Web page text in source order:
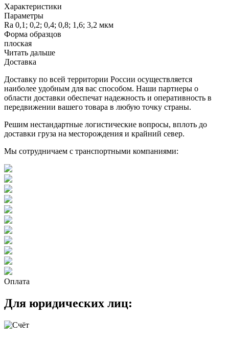
Характеристики
Параметры
Ra 0,1; 0,2; 0,4; 0,8; 1,6; 3,2 мкм
Форма образцов
плоская
Читать дальше
Доставка
Доставку по всей территории России осуществляется
наиболее удобным для вас способом. Наши партнеры о
области доставки обеспечат надежность и оперативность в
передвижении вашего товара в любую точку страны.
Решим нестандартные логистические вопросы, вплоть до
доставки груза на месторождения и крайний север.
Мы сотрудничаем с транспортными компаниями:
Оплата
Для юридических лиц: